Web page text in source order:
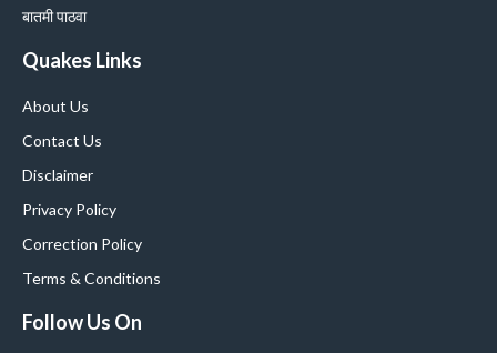
बातमी पाठवा
Quakes Links
About Us
Contact Us
Disclaimer
Privacy Policy
Correction Policy
Terms & Conditions
Follow Us On